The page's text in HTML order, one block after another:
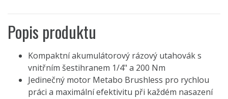
Popis produktu
Kompaktní akumulátorový rázový utahovák s
vnitřním šestihranem 1/4" a 200 Nm
Jedinečný motor Metabo Brushless pro rychlou
práci a maximální efektivitu při každém nasazení